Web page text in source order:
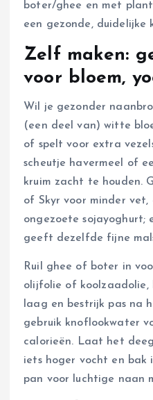
boter/ghee en met
een gezonde, duidelijke
Zelf maken:
voor bloem,
Wil je gezonder
(een deel van) witte
of spelt voor extra
scheutje havermeel of
kruim zacht te houden.
of Skyr voor minder
ongezoete sojayoghurt;
geeft dezelfde fijne
Ruil ghee of boter in
olijfolie of
laag en bestrijk pas na
gebruik knoflookwater
calorieën. Laat het
iets hoger vocht en bak
pan voor luchtige naan